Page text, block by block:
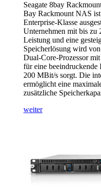
Seagate 8bay
Bay Rackmount NAS
Enterprise-Klasse
Unternehmen mit bis zu
Leistung und eine
Speicherlösung wird
Dual-Core-Prozessor
für eine beeindruckende
200 MBit/s sorgt. Die
ermöglicht eine
zusätzliche
weiter